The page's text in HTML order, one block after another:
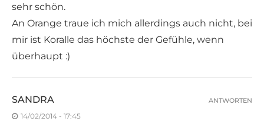
sehr schön.
An Orange traue ich mich allerdings auch nicht, bei
mir ist Koralle das höchste der Gefühle, wenn
überhaupt :)
SANDRA
14/02/2014 - 17:45
ANTWORTEN